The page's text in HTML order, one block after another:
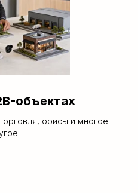
объектах
офисы и многое